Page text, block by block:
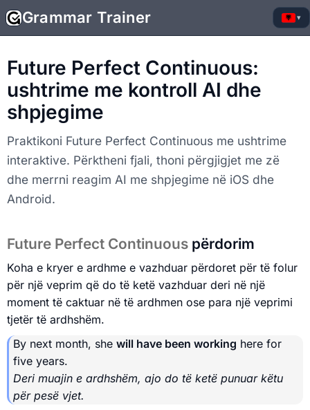
Grammar Trainer ▾
Future Perfect Continuous:
ushtrime me kontroll AI dhe
shpjegime
Praktikoni Future Perfect Continuous me ushtrime
interaktive. Përktheni fjali, thoni përgjigjet me zë
dhe merrni reagim AI me shpjegime në iOS dhe
Android.
Future Perfect Continuous përdorim
Koha e kryer e ardhme e vazhduar përdoret për të folur
për një veprim që do të ketë vazhduar deri në një
moment të caktuar në të ardhmen ose para një veprimi
tjetër të ardhshëm.
By next month, she will have been working here for
five years.
Deri muajin e ardhshëm, ajo do të ketë punuar këtu
për pesë vjet.